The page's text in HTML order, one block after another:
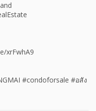
xrFwhA9
#condoforsale #อสัง